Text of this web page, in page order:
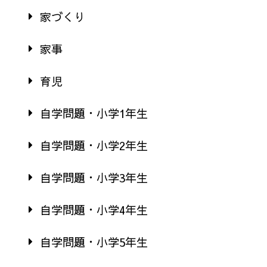
家づくり
家事
育児
自学問題・小学1年生
自学問題・小学2年生
自学問題・小学3年生
自学問題・小学4年生
自学問題・小学5年生